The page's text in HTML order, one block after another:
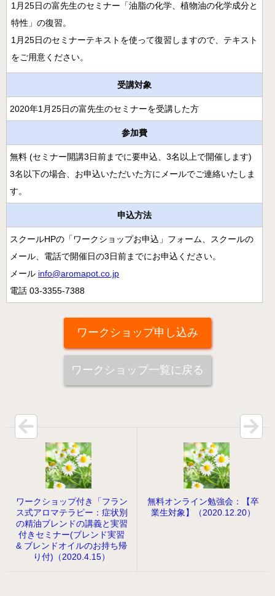
1月25日の富先生のセミナー「油脂の化学、植物油の化学成分と
特性」の復習。
1月25日のセミナーテキストを使って復習しますので、テキスト
をご用意ください。
受講対象
2020年1月25日の富先生のセミナーを受講した方
参加費
無料 (セミナー開講3日前までに要申込、3名以上で開催します)
3名以下の場合、お申込いただいた方にメールでご連絡いたしま
す。
申込方法
スクールHPの「ワークショップお申込」フォーム、スクールの
メール、電話で開催日の3日前までにお申込ください。
メール info@aromapot.co.jp
電話 03-3355-7388
ワークショップ申し込み
ワークショップ一覧に戻る
ワークショップ付き「フラン
ス式アロマテラピー：症状別
の精油ブレンドの講義と実習
付きセミナー(ブレンド実習
& ブレンドオイルのお持ち帰
り付)（2020.4.15）
無料オンライン勉強会：【卒
業生対象】（2020.12.20）
スウェディッシュマッサージコース
アロマ・ストレスケアコース（オンライン）
ミノウ・デ・メイのアロマ通信教育
補完代替療法とは
卒業生の活動
よくあるご質問